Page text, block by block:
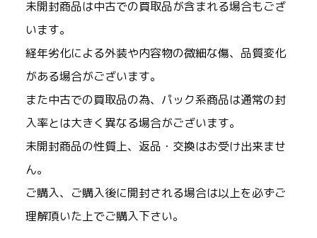
未開封商品は中古での買取品が含まれる場合もござ
います。
経年劣化による外装や内容物の微細な傷、品質変化
がある場合がございます。
また中古での買取品の為、パック系商品は通常の封
入率とは大きく異なる場合がございます。
未開封商品の性質上、返品・交換はお受け出来ませ
ん。
ご購入、ご購入後に開封される場合は以上を必ずご
理解頂いた上でご購入下さい。